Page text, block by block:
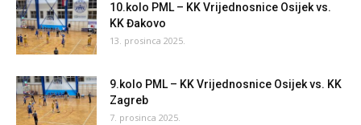
10.kolo PML – KK Vrijednosnice Osijek vs.
KK Đakovo
13. prosinca 2025.
9.kolo PML – KK Vrijednosnice Osijek vs. KK
Zagreb
7. prosinca 2025.